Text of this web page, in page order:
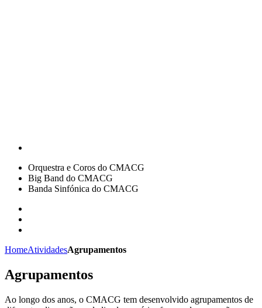
Orquestra e Coros do CMACG
Big Band do CMACG
Banda Sinfónica do CMACG
HomeAtividadesAgrupamentos
Agrupamentos
Ao longo dos anos, o CMACG tem desenvolvido agrupamentos de